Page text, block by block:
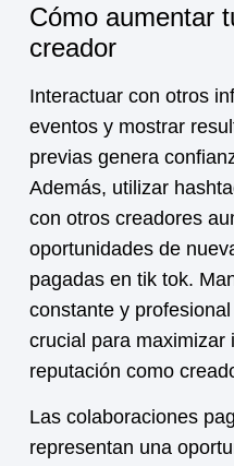
Cómo aumentar
creador
Interactuar con otros
eventos y mostrar
previas genera
Además, utilizar
con otros creadores
oportunidades de
pagadas en tik tok.
constante y
crucial para maximizar
reputación como
Las colaboraciones
representan una